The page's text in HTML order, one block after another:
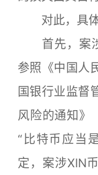
对此，具体
首先，案涉
参照《中国人
国银行业监督
风险的通知》
“比特币应当
定，案涉XIN